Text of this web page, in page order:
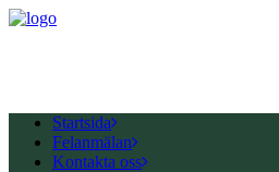
Startsida
Felanmälan
Kontakta oss